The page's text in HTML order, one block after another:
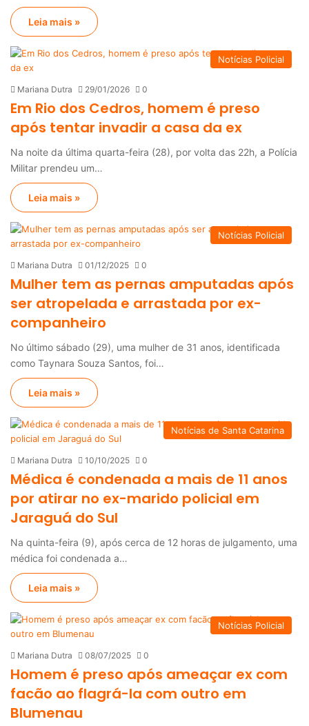
Leia mais »
Notícias Policial
Mariana Dutra 29/01/2026 0
Em Rio dos Cedros, homem é preso
após tentar invadir a casa da ex
Na noite da última quarta-feira (28), por volta das 22h, a Polícia
Militar prendeu um…
Leia mais »
Notícias Policial
Mariana Dutra 01/12/2025 0
Mulher tem as pernas amputadas após
ser atropelada e arrastada por ex-
companheiro
No último sábado (29), uma mulher de 31 anos, identificada
como Taynara Souza Santos, foi…
Leia mais »
Notícias de Santa Catarina
Mariana Dutra 10/10/2025 0
Médica é condenada a mais de 11 anos
por atirar no ex-marido policial em
Jaraguá do Sul
Na quinta-feira (9), após cerca de 12 horas de julgamento, uma
médica foi condenada a…
Leia mais »
Notícias Policial
Mariana Dutra 08/07/2025 0
Homem é preso após ameaçar ex com
facão ao flagrá-la com outro em
Blumenau